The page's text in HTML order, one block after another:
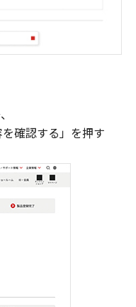
確認する」を押す